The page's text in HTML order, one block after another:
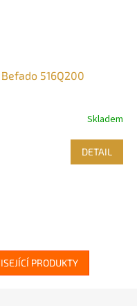
516Q200
Skladem
DETAIL
PRODUKTY